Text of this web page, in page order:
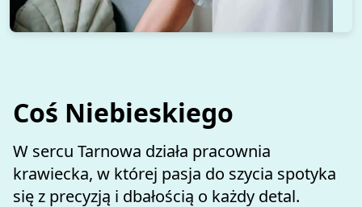
Coś Niebieskiego
W sercu Tarnowa działa pracownia
krawiecka, w której pasja do szycia spotyka